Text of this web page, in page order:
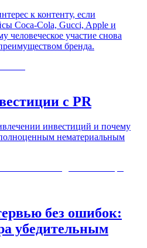
к контенту, если
Coca-Cola, Gucci, Apple и
человеческое участие снова
бренда.
с PR
инвестиций и почему
нематериальным
без ошибок:
убедительным